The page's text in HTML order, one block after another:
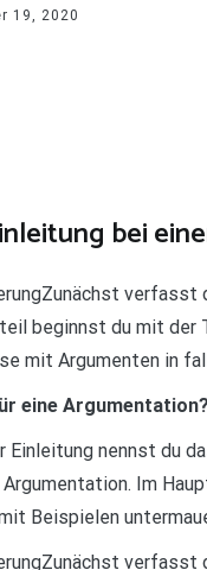
19, 2020
bei
verfasst
beginnst du mit der
Argumenten in
eine
nennst du
Im
Beispielen
verfasst